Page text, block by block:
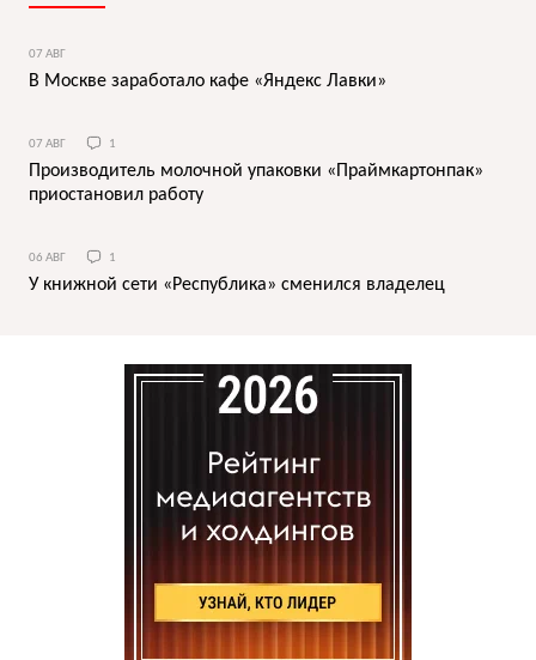
07 АВГ
В Москве заработало кафе «Яндекс Лавки»
07 АВГ 1
Производитель молочной упаковки «Праймкартонпак»
приостановил работу
06 АВГ 1
У книжной сети «Республика» сменился владелец